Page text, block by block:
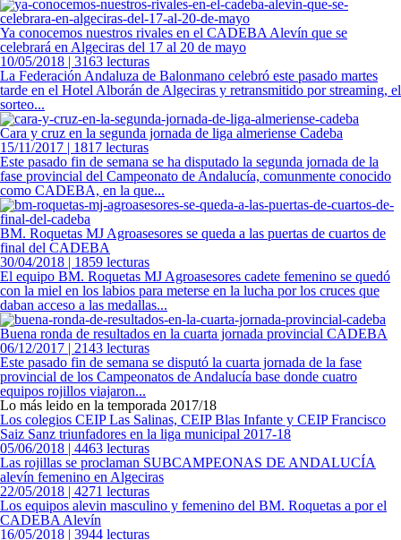
Ya conocemos nuestros rivales en el CADEBA Alevín que se
celebrará en Algeciras del 17 al 20 de mayo
10/05/2018 | 3163 lecturas
La Federación Andaluza de Balonmano celebró este pasado martes
tarde en el Hotel Alborán de Algeciras y retransmitido por streaming, el
sorteo...
Cara y cruz en la segunda jornada de liga almeriense Cadeba
15/11/2017 | 1817 lecturas
Este pasado fin de semana se ha disputado la segunda jornada de la
fase provincial del Campeonato de Andalucía, comunmente conocido
como CADEBA, en la que...
BM. Roquetas MJ Agroasesores se queda a las puertas de cuartos de
final del CADEBA
30/04/2018 | 1859 lecturas
El equipo BM. Roquetas MJ Agroasesores cadete femenino se quedó
con la miel en los labios para meterse en la lucha por los cruces que
daban acceso a las medallas...
Buena ronda de resultados en la cuarta jornada provincial CADEBA
06/12/2017 | 2143 lecturas
Este pasado fin de semana se disputó la cuarta jornada de la fase
provincial de los Campeonatos de Andalucía base donde cuatro
equipos rojillos viajaron...
Lo más leido en la temporada 2017/18
Los colegios CEIP Las Salinas, CEIP Blas Infante y CEIP Francisco
Saiz Sanz triunfadores en la liga municipal 2017-18
05/06/2018 | 4463 lecturas
Las rojillas se proclaman SUBCAMPEONAS DE ANDALUCÍA
alevín femenino en Algeciras
22/05/2018 | 4271 lecturas
Los equipos alevin masculino y femenino del BM. Roquetas a por el
CADEBA Alevín
16/05/2018 | 3944 lecturas